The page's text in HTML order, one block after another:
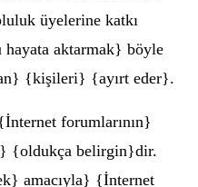
üyelerine katkı
aktarmak} böyle
{kişileri} {ayırt eder}.
forumlarının}
{oldukça belirgin}dir.
amacıyla} {İnternet